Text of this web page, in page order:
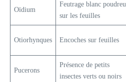
Oïdium
Feutrage blanc
sur les feuilles
Otiorhynques Encoches sur feuilles
Pucerons
Présence de petits
insectes verts ou noirs